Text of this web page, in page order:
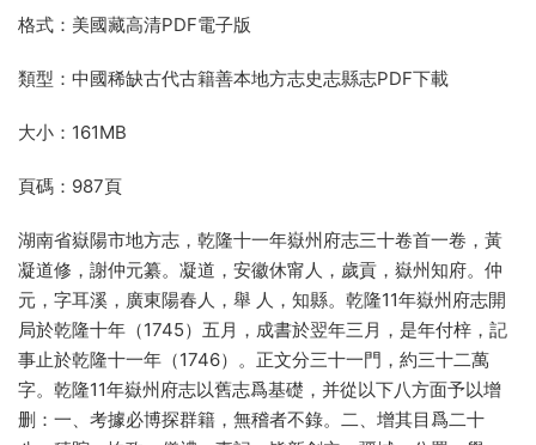
格式：美國藏高清PDF電子版
類型：中國稀缺古代古籍善本地方志史志縣志PDF下載
大小：161MB
頁碼：987頁
湖南省嶽陽市地方志，乾隆十一年嶽州府志三十卷首一卷，黃
凝道修，謝仲元纂。凝道，安徽休甯人，歲貢，嶽州知府。仲
元，字耳溪，廣東陽春人，舉 人，知縣。乾隆11年嶽州府志開
局於乾隆十年（1745）五月，成書於翌年三月，是年付梓，記
事止於乾隆十一年（1746）。正文分三十一門，約三十二萬
字。乾隆11年嶽州府志以舊志爲基礎，并從以下八方面予以增
删：一、考據必博探群籍，無稽者不錄。二、增其目爲二十